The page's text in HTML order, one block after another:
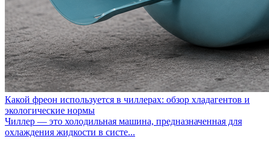
Какой фреон используется в чиллерах: обзор хладагентов и
экологические нормы
Чиллер — это холодильная машина, предназначенная для
охлаждения жидкости в систе...